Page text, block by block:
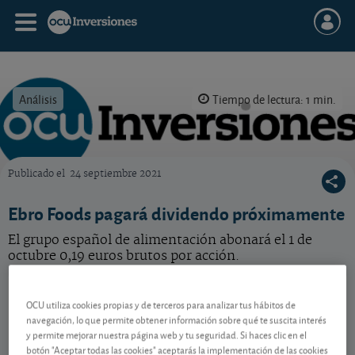
Análisis Tiempo de lectura: 1 min.
Publicado el 24 septiembre 2021
Ebro Foods pagará dividendo próximamente
El grupo español de alimentación abonará el 1 de
octubre 0,19 euros brutos por acción.
ES0112501012
07/08/2026 Madrid
-0,06 EUR (-0,33 %)
OCU utiliza cookies propias y de terceros para analizar tus hábitos de
navegación, lo que permite obtener información sobre qué te suscita interés
y permite mejorar nuestra página web y tu seguridad. Si haces clic en el
botón "Aceptar todas las cookies" aceptarás la implementación de las cookies